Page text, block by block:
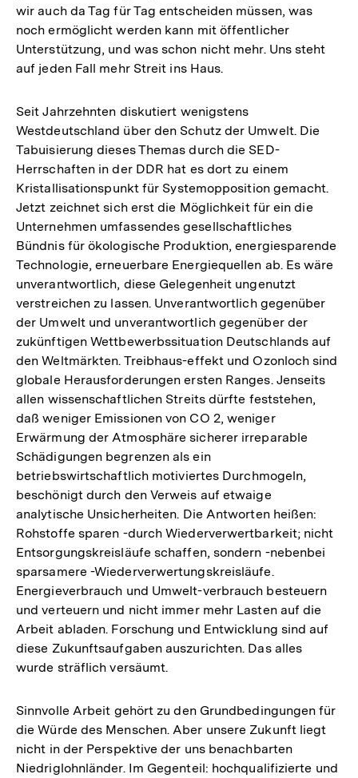
wir auch da Tag für Tag entscheiden müssen, was
noch ermöglicht werden kann mit öffentlicher
Unterstützung, und was schon nicht mehr. Uns steht
auf jeden Fall mehr Streit ins Haus.
Seit Jahrzehnten diskutiert wenigstens
Westdeutschland über den Schutz der Umwelt. Die
Tabuisierung dieses Themas durch die SED-
Herrschaften in der DDR hat es dort zu einem
Kristallisationspunkt für Systemopposition gemacht.
Jetzt zeichnet sich erst die Möglichkeit für ein die
Unternehmen umfassendes gesellschaftliches
Bündnis für ökologische Produktion, energiesparende
Technologie, erneuerbare Energiequellen ab. Es wäre
unverantwortlich, diese Gelegenheit ungenutzt
verstreichen zu lassen. Unverantwortlich gegenüber
der Umwelt und unverantwortlich gegenüber der
zukünftigen Wettbewerbssituation Deutschlands auf
den Weltmärkten. Treibhaus-effekt und Ozonloch sind
globale Herausforderungen ersten Ranges. Jenseits
allen wissenschaftlichen Streits dürfte feststehen,
daß weniger Emissionen von CO 2, weniger
Erwärmung der Atmosphäre sicherer irreparable
Schädigungen begrenzen als ein
betriebswirtschaftlich motiviertes Durchmogeln,
beschönigt durch den Verweis auf etwaige
analytische Unsicherheiten. Die Antworten heißen:
Rohstoffe sparen -durch Wiederverwertbarkeit; nicht
Entsorgungskreisläufe schaffen, sondern -nebenbei
sparsamere -Wiederverwertungskreisläufe.
Energieverbrauch und Umwelt-verbrauch besteuern
und verteuern und nicht immer mehr Lasten auf die
Arbeit abladen. Forschung und Entwicklung sind auf
diese Zukunftsaufgaben auszurichten. Das alles
wurde sträflich versäumt.
Sinnvolle Arbeit gehört zu den Grundbedingungen für
die Würde des Menschen. Aber unsere Zukunft liegt
nicht in der Perspektive der uns benachbarten
Niedriglohnländer. Im Gegenteil: hochqualifizierte und